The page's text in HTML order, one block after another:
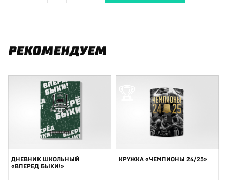
РЕКОМЕНДУЕМ
ДНЕВНИК ШКОЛЬНЫЙ
«ВПЕРЕД БЫКИ!»
КРУЖКА «ЧЕМПИОНЫ 24/25»